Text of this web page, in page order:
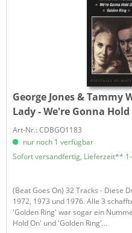
George Jones & Tammy
Lady - We're Gonna Hold
Art-Nr.: CDBGO1183
nur noch 1 verfügbar
Sofort versandfertig, Lieferzeit**
(Beat Goes On) 32 Tracks - Diese
1972, 1973 und 1976. Alle 3
'Golden Ring' war sogar ein
Hold On' und 'Golden Ring'...